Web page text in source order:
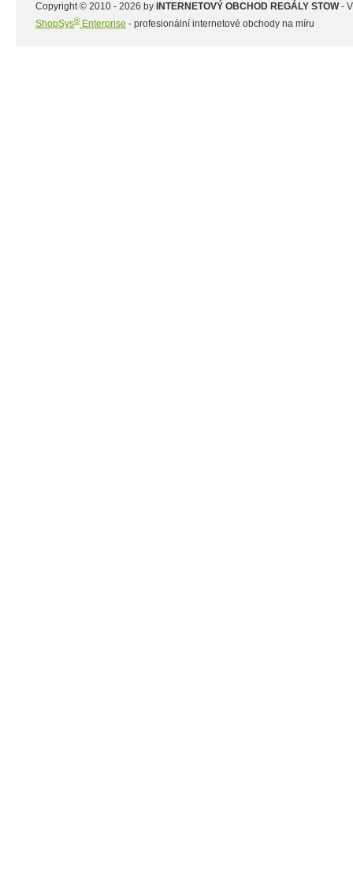
Copyright © 2010 - 2026 by INTERNETOVÝ OBCHOD REGÁLY STOW-
ShopSys®Enterprise - profesionální internetové obchody na míru